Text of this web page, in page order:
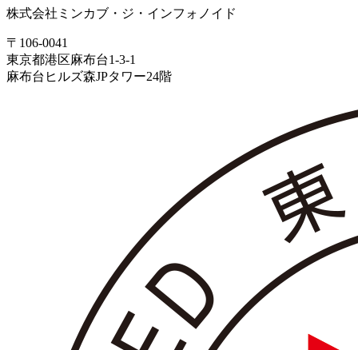
株式会社ミンカブ・ジ・インフォノイド
〒106-0041
東京都港区麻布台1-3-1
麻布台ヒルズ森JPタワー24階